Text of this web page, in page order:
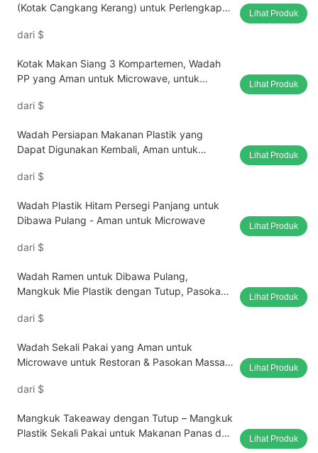
(Kotak Cangkang Kerang) untuk Perlengkapan
dari $
Lihat Produk
Kotak Makan Siang 3 Kompartemen, Wadah
PP yang Aman untuk Microwave, untuk
dari $
Lihat Produk
Wadah Persiapan Makanan Plastik yang
Dapat Digunakan Kembali, Aman untuk
dari $
Lihat Produk
Wadah Plastik Hitam Persegi Panjang untuk
Dibawa Pulang - Aman untuk Microwave
dari $
Lihat Produk
Wadah Ramen untuk Dibawa Pulang,
Mangkuk Mie Plastik dengan Tutup, Pasokan
dari $
Lihat Produk
Wadah Sekali Pakai yang Aman untuk
Microwave untuk Restoran & Pasokan Massal
dari $
Lihat Produk
Mangkuk Takeaway dengan Tutup – Mangkuk
Plastik Sekali Pakai untuk Makanan Panas dan
Lihat Produk